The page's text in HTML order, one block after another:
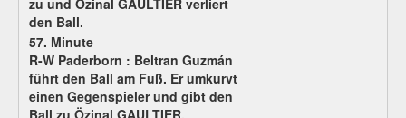
zu und Özinal GAULTIER verliert
den Ball.
57. Minute
R-W Paderborn : Beltran Guzmán
führt den Ball am Fuß. Er umkurvt
einen Gegenspieler und gibt den